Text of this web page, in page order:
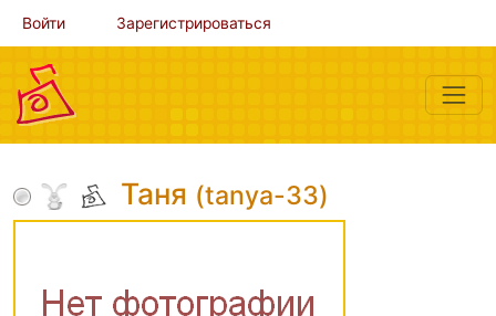
Войти Зарегистрироваться
Таня (tanya-33)